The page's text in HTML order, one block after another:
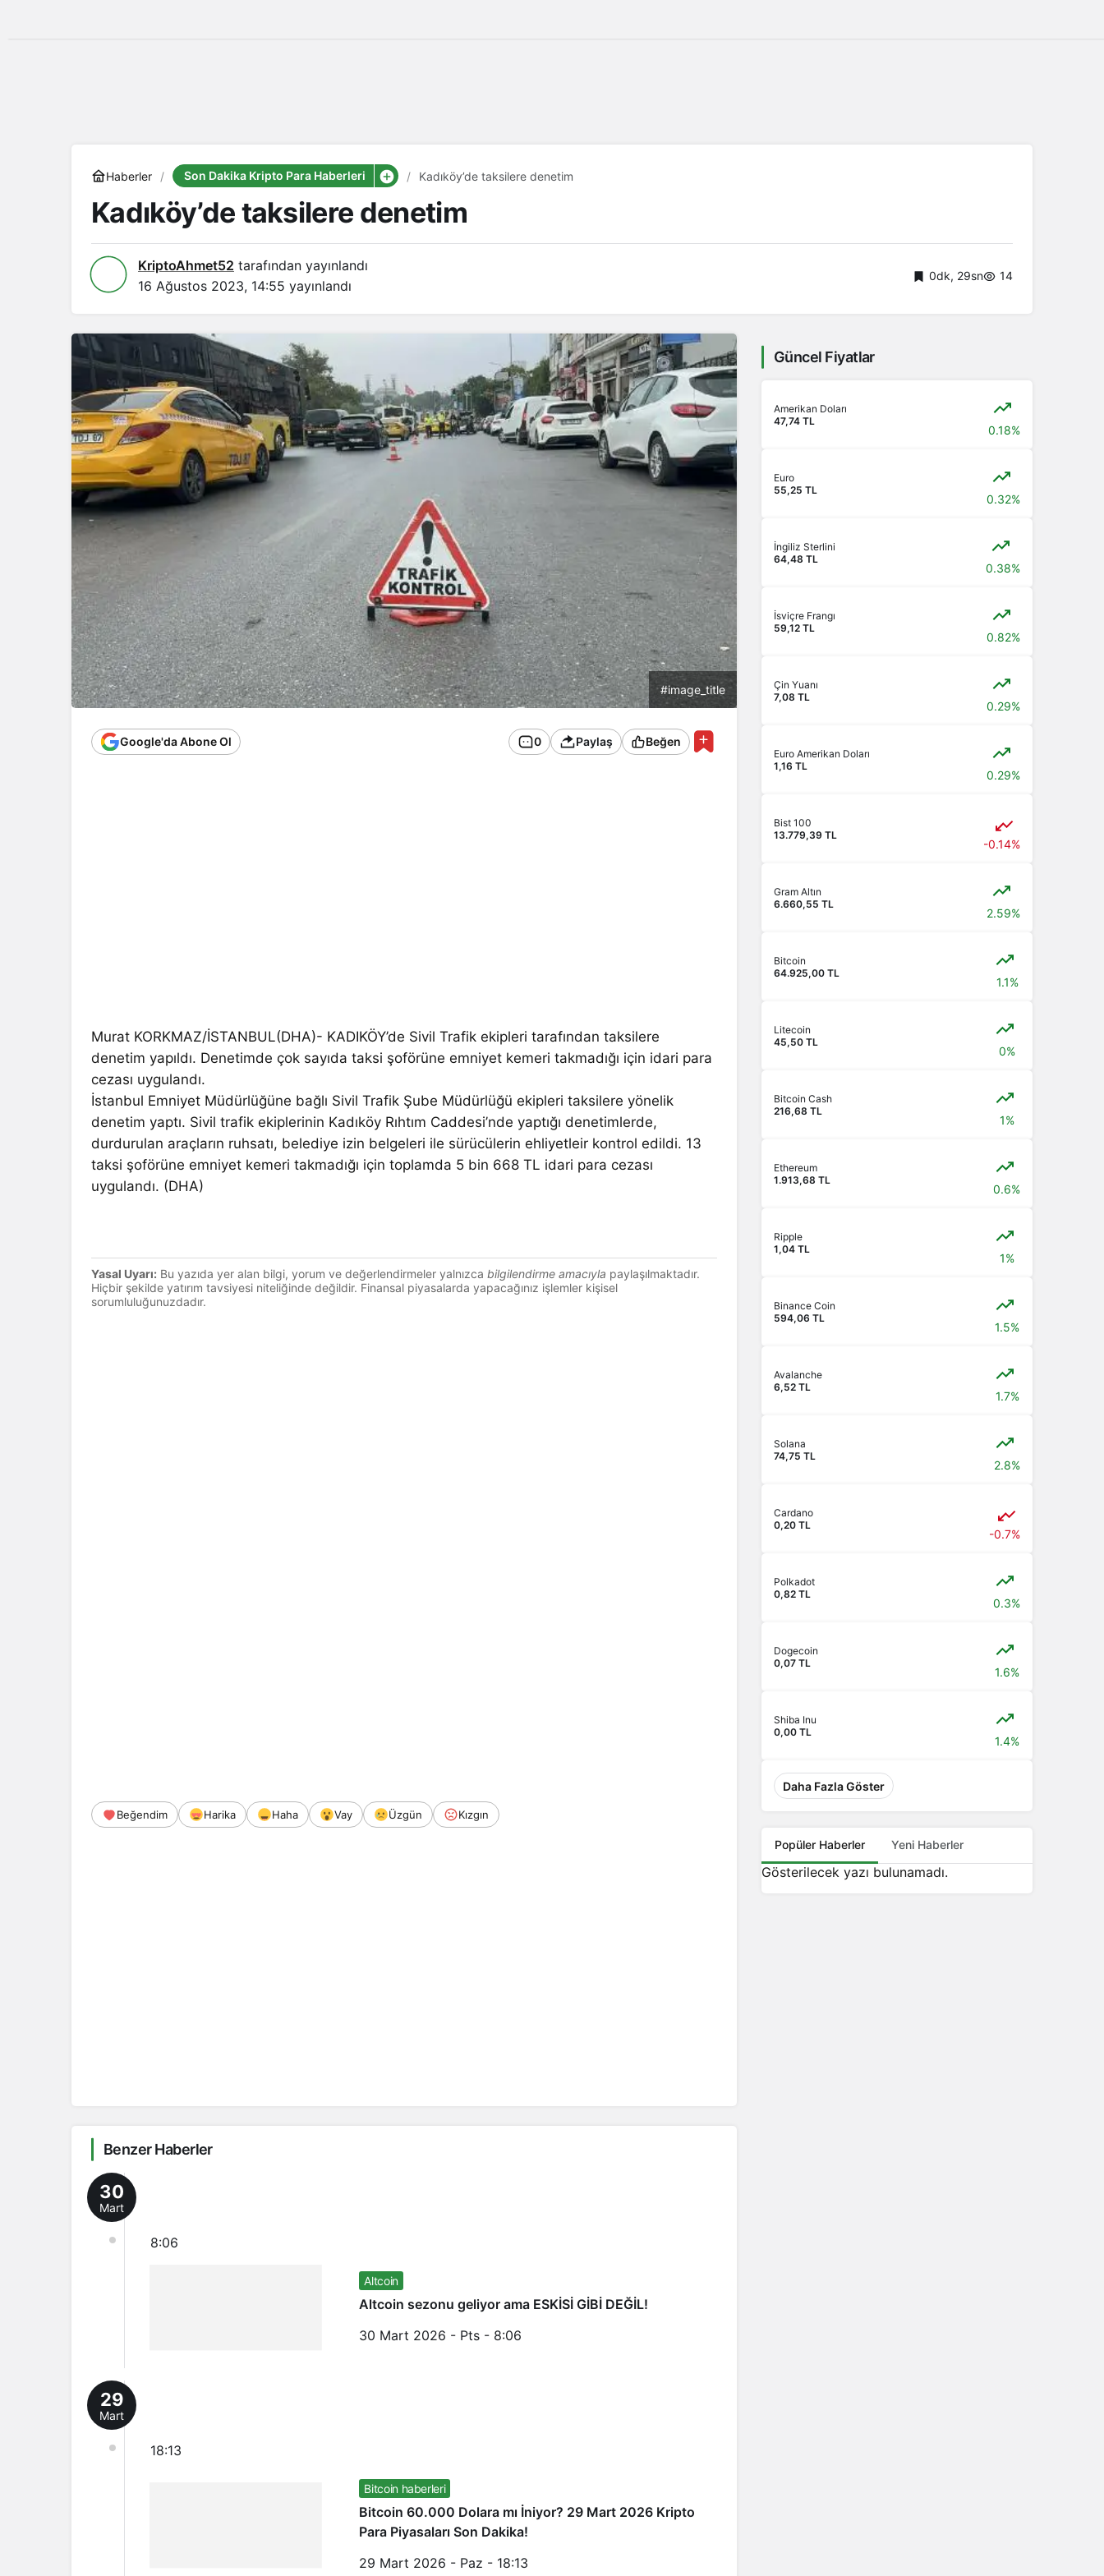
Haberler Son Dakika Kripto Para Haberleri Kadıköy’de taksilere denetim
Kadıköy’de taksilere denetim
KriptoAhmet52 tarafından yayınlandı
16 Ağustos 2023, 14:55 yayınlandı
0dk, 29sn 14
#image_title
Google'da Abone Ol 0 Paylaş Beğen
Murat KORKMAZ/İSTANBUL(DHA)- KADIKÖY’de Sivil Trafik ekipleri tarafından taksilere
denetim yapıldı. Denetimde çok sayıda taksi şoförüne emniyet kemeri takmadığı için idari para
cezası uygulandı.
İstanbul Emniyet Müdürlüğüne bağlı Sivil Trafik Şube Müdürlüğü ekipleri taksilere yönelik
denetim yaptı. Sivil trafik ekiplerinin Kadıköy Rıhtım Caddesi’nde yaptığı denetimlerde,
durdurulan araçların ruhsatı, belediye izin belgeleri ile sürücülerin ehliyetleir kontrol edildi. 13
taksi şoförüne emniyet kemeri takmadığı için toplamda 5 bin 668 TL idari para cezası
uygulandı. (DHA)
Yasal Uyarı: Bu yazıda yer alan bilgi, yorum ve değerlendirmeler yalnızca bilgilendirme amacıyla paylaşılmaktadır.
Hiçbir şekilde yatırım tavsiyesi niteliğinde değildir. Finansal piyasalarda yapacağınız işlemler kişisel
sorumluluğunuzdadır.
Beğendim Harika Haha Vay Üzgün Kızgın
Benzer Haberler
30
Mart
8:06
Altcoin
Altcoin sezonu geliyor ama ESKİSİ GİBİ DEĞİL!
30 Mart 2026 - Pts - 8:06
29
Mart
18:13
Bitcoin haberleri
Bitcoin 60.000 Dolara mı İniyor? 29 Mart 2026 Kripto
Para Piyasaları Son Dakika!
29 Mart 2026 - Paz - 18:13
Güncel Fiyatlar
Amerikan Doları
47,74 TL
0.18%
Euro
55,25 TL
0.32%
İngiliz Sterlini
64,48 TL
0.38%
İsviçre Frangı
59,12 TL
0.82%
Çin Yuanı
7,08 TL
0.29%
Euro Amerikan Doları
1,16 TL
0.29%
Bist 100
13.779,39 TL
-0.14%
Gram Altın
6.660,55 TL
2.59%
Bitcoin
64.925,00 TL
1.1%
Litecoin
45,50 TL
0%
Bitcoin Cash
216,68 TL
1%
Ethereum
1.913,68 TL
0.6%
Ripple
1,04 TL
1%
Binance Coin
594,06 TL
1.5%
Avalanche
6,52 TL
1.7%
Solana
74,75 TL
2.8%
Cardano
0,20 TL
-0.7%
Polkadot
0,82 TL
0.3%
Dogecoin
0,07 TL
1.6%
Shiba Inu
0,00 TL
1.4%
Daha Fazla Göster
Popüler Haberler Yeni Haberler
Gösterilecek yazı bulunamadı.